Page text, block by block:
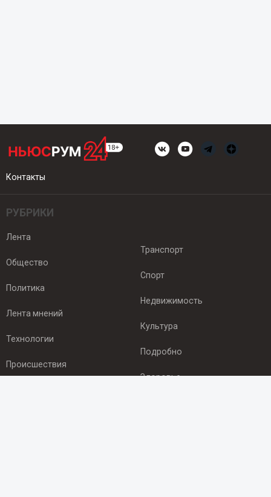
Контакты
РУБРИКИ
Лента
Общество
Политика
Лента мнений
Технологии
Происшествия
Транспорт
Спорт
Недвижимость
Культура
Подробно
Здоровье